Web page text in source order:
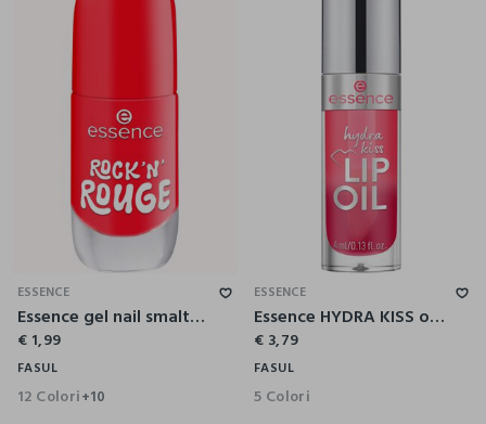
ESSENCE
Essence gel nail smalto unghie effetto gel 16
€ 1,99
FASUL
12 Colori+10
ESSENCE
Essence HYDRA KISS olio labbra 03
€ 3,79
FASUL
5 Colori